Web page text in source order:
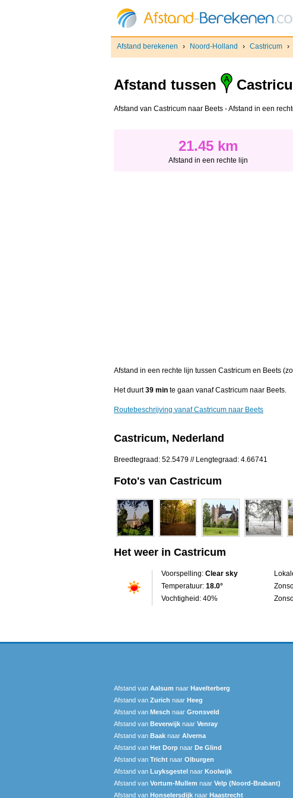
Afstand berekenen › Noord-Holland › Castricum ›
Afstand tussen
Afstand van Castricum naar Beets - Afstand in een
21.45 km
Afstand in een rechte lijn
Afstand in een rechte lijn tussen Castricum en Beets
Het duurt39 min te gaan vanaf Castricum naar Beets.
Routebeschrijving vanaf Castricum naar Beets
Castricum, Nederland
Breedtegraad: 52.5479 // Lengtegraad: 4.66741
Foto's van Castricum
Het weer in Castricum
Voorspelling: Clear sky
Temperatuur: 18.0°
Vochtigheid: 40%
Afstand van Aalsum naar Havelterberg
Afstand van Zurich naar Heeg
Afstand van Mesch naar Gronsveld
Afstand van Beverwijk naar Venray
Afstand van Baak naar Alverna
Afstand van Het Dorp naar De Glind
Afstand van Tricht naar Olburgen
Afstand van Luyksgestel naar Koolwijk
Afstand van Vortum-Mullem naar Velp (Noord-Brabant)
Afstand van Honselersdijk naar Haastrecht